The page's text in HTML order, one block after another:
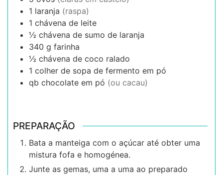
1 laranja (raspa)
1 chávena de leite
½ chávena de sumo de laranja
340 g farinha
½ chávena de coco ralado
1 colher de sopa de fermento em pó
qb chocolate em pó (ou cacau)
PREPARAÇÃO
Bata a manteiga com o açúcar até obter uma
mistura fofa e homogénea.
Junte as gemas, uma a uma ao preparado